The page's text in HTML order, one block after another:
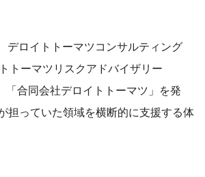
デロイトトーマツコンサルティング
トーマツリスクアドバイザリー
「合同会社デロイトトーマツ」を発
担っていた領域を横断的に支援する体